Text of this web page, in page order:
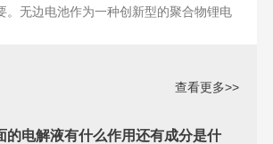
。无边电池作为一种创新型的聚合物锂电
查看更多>>
的电解液有什么作用还有成分是什